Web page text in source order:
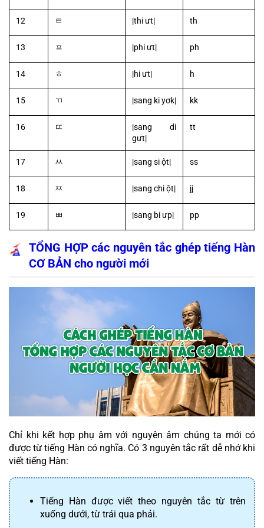
12 ㅌ |thi ưt| th
13 ㅍ |phi ưt| ph
14 ㅎ |hi ưt| h
15 ㄲ |sang ki yơk| kk
16 ㄸ
|sang di
gưt|
tt
17 ㅆ |sang si ột| ss
18 ㅉ |sang chi ột| jj
19 ㅃ |sang bi ưp| pp
TỔNG HỢP các nguyên tắc ghép tiếng Hàn
CƠ BẢN cho người mới
Chỉ khi kết hợp phụ âm với nguyên âm chúng ta mới có
được từ tiếng Hàn có nghĩa. Có 3 nguyên tắc rất dễ nhớ khi
viết tiếng Hàn:
Tiếng Hàn được viết theo nguyên tắc từ trên
xuống dưới, từ trái qua phải.